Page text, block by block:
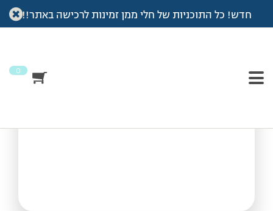
חדש! כל התוכניות של חלי ממן זמינות לרכישה באתר!!
0
עמוד הבית >מתכונים>סלט בקלי קלות